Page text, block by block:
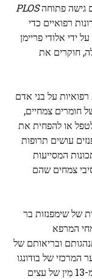
PLOS
רפואיים כדי
אלודי פריימן
חוקרים את
על בני אדם
חומרים צמחיים,
או להפחית את
עושים תרופות
המסייעות
צמחים שהם
של שימפנזות בר
המרפא
ובריאותם של
המרכזי של בודונגו
מִיןשל עצים